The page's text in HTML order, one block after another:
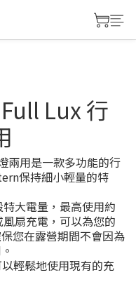
Lux 行
兩用是一款多功能的行
保持細小輕量的特
大電量，最高使用約
扇充電，可以為您的
您在露營期間不會因為
輕鬆地使用現有的充